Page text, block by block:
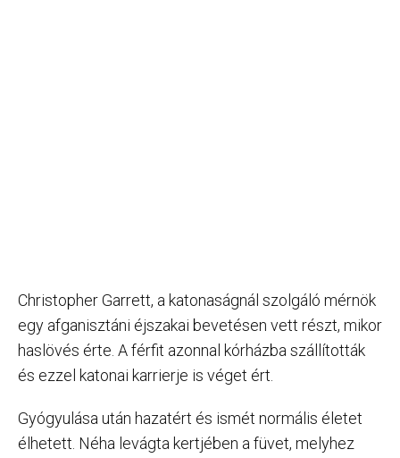
Christopher Garrett, a katonaságnál szolgáló mérnök
egy afganisztáni éjszakai bevetésen vett részt, mikor
haslövés érte. A férfit azonnal kórházba szállították
és ezzel katonai karrierje is véget ért.
Gyógyulása után hazatért és ismét normális életet
élhetett. Néha levágta kertjében a füvet, melyhez